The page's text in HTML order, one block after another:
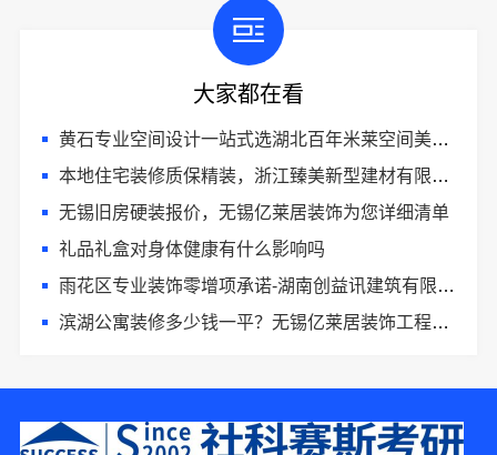
大家都在看
黄石专业空间设计一站式选湖北百年米莱空间美学装饰材料有限公司
本地住宅装修质保精装，浙江臻美新型建材有限公司安心选
无锡旧房硬装报价，无锡亿莱居装饰为您详细清单
礼品礼盒对身体健康有什么影响吗
雨花区专业装饰零增项承诺-湖南创益讯建筑有限公司
滨湖公寓装修多少钱一平？无锡亿莱居装饰工程材料有限公司精准预算